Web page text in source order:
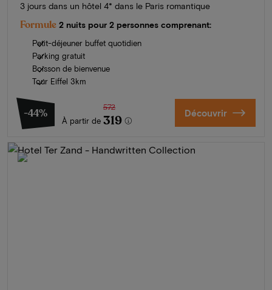
3 jours dans un hôtel 4* dans le Paris romantique
Formule 2 nuits pour 2 personnes comprenant:
Petit-déjeuner buffet quotidien
Parking gratuit
Boisson de bienvenue
Tour Eiffel 3km
-44%
À partir de
572
319 Découvrir